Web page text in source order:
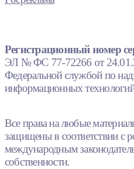
Регистрационный номер
ЭЛ № ФС 77-72266 от
Федеральной службой по
информационных
Все права на любые
защищены в соответствии с
международным
собственности.